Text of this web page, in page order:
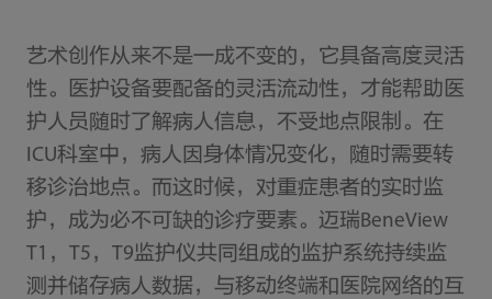
艺术创作从来不是一成不变的，它具备高度灵活
性。医护设备要配备的灵活流动性，才能帮助医
护人员随时了解病人信息，不受地点限制。在
ICU科室中，病人因身体情况变化，随时需要转
移诊治地点。而这时候，对重症患者的实时监
护，成为必不可缺的诊疗要素。迈瑞BeneView
T1，T5，T9监护仪共同组成的监护系统持续监
测并储存病人数据，与移动终端和医院网络的互